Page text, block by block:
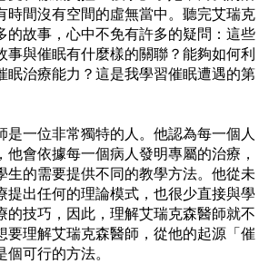
時間沒有空間的虛無當中。聽完艾瑞克
的故事，心中不免有許多的疑問：這些
事與催眠有什麼樣的關聯？能夠如何利
眠治療能力？這是我學習催眠遭遇的第
一位非常獨特的人。他認為每一個人
他會依據每一個病人發明專屬的治療，
生的需要提供不同的教學方法。他從未
提出任何的理論模式，也很少直接與學
的技巧，因此，理解艾瑞克森醫師就不
要理解艾瑞克森醫師，從他的起源「催
可行的方法。